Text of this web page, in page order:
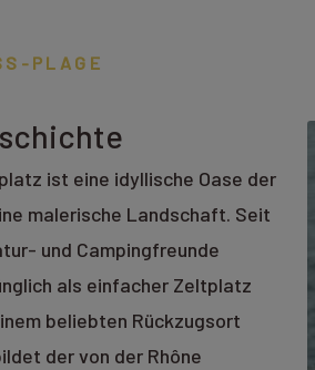
PLAGE
ist eine idyllische Oase der
malerische Landschaft. Seit
und Campingfreunde
als einfacher Zeltplatz
beliebten Rückzugsort
der von der Rhône